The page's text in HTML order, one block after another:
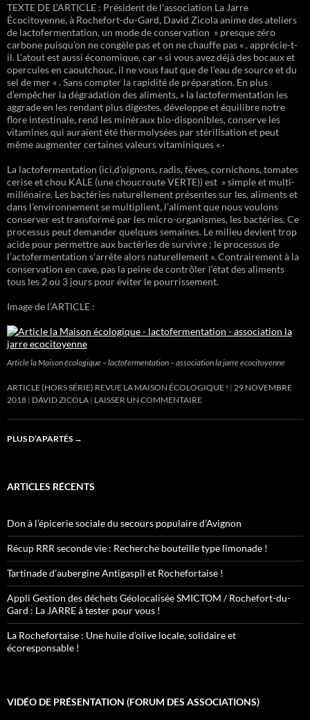
TEXTE DE L’ARTICLE : Président de l’association La Jarre
Écocitoyenne, à Rochefort-du-Gard, David Zicola anime des ateliers
de lactofermentation, un mode de conservation » presque zéro
carbone puisqu’on ne congèle pas et on ne chauffe pas « , apprécie-t-
il. L’atout est aussi économique, car « si vous avez déjà des bocaux et
opercules en caoutchouc, il ne vous faut que de l’eau de source et du
sel de mer « . Sans compter la rapidité de préparation. En plus
d’empêcher la dégradation des aliments, » la lactofermentation les
aggrade en les rendant plus digestes, développe et équilibre notre
flore intestinale, rend les minéraux bio-disponibles, conserve les
vitamines qui auraient été thermolysées par stérilisation et peut
même augmenter certaines valeurs vitaminiques « ·
La lactofermentation (ici,d’oignons, radis, fèves, cornichons, tomates
cerise et chou KALE (une choucroute VERTE)) est » simple et multi-
millénaire. Les bactéries naturellement présentes sur les, aliments et
dans l’environnement se multiplient, l’aliment que nous voulons
conserver est transformé par les micro-organismes, les bactéries. Ce
processus peut demander quelques semaines. Le milieu devient trop
acide pour permettre aux bactéries de survivre ; le processus de
l’actofermentation s’arrête alors naturellement ». Contrairement à la
conservation en cave, pas la peine de contrôler l’état des aliments
tous les 2 ou 3 jours pour éviter le pourrissement.
Image de l’ARTICLE :
Article la Maison écologique – lactofermentation – association la jarre ecocitoyenne
ARTICLE (HORS SÉRIE) REVUE LA MAISON ÉCOLOGIQUE !
29 NOVEMBRE
2018 DAVID ZICOLA LAISSER UN COMMENTAIRE
PLUS D’APARTÉS →
ARTICLES RÉCENTS
Don à l’épicerie sociale du secours populaire d’Avignon
Récup RRR seconde vie : Recherche bouteille type limonade !
Tartinade d’aubergine Antigaspil et Rochefortaise !
Appli Gestion des déchets Géolocalisée SMICTOM / Rochefort-du-
Gard : La JARRE à tester pour vous !
La Rochefortaise : Une huile d’olive locale, solidaire et
écoresponsable !
VIDÉO DE PRÉSENTATION (FORUM DES ASSOCIATIONS)